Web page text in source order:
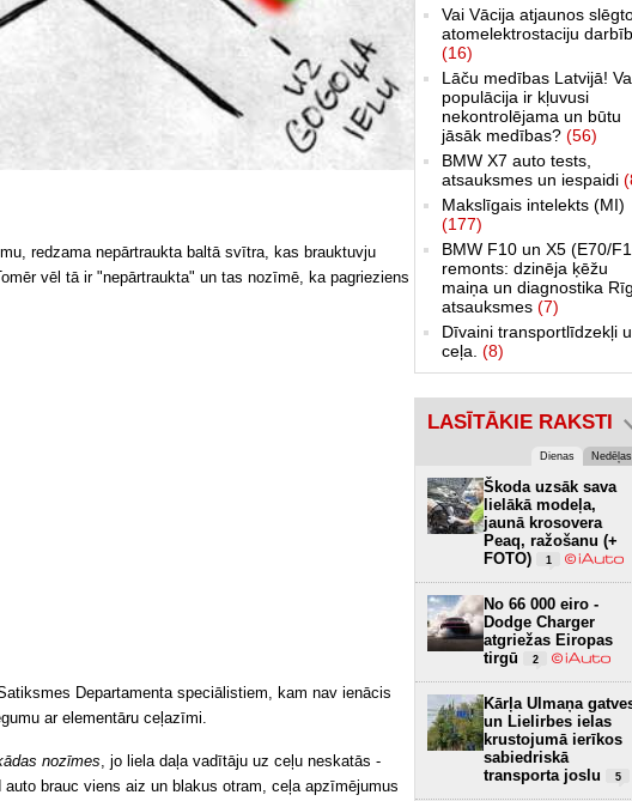
redzama nepārtraukta baltā svītra, kas brauktuvju
vēl tā ir "nepārtraukta" un tas nozīmē, ka pagrieziens
Departamenta speciālistiem, kam nav ienācis
ar elementāru ceļazīmi.
nozīmes, jo liela daļa vadītāju uz ceļu neskatās -
brauc viens aiz un blakus otram, ceļa apzīmējumus
Vai Vācija atjaunos
atomelektrostaciju
(16)
Lāču medības Latvijā!
populācija ir kļuvusi
nekontrolējama un būtu
jāsāk medības? (56)
BMW X7 auto tests,
atsauksmes un iespaidi
Makslīgais intelekts (MI)
(177)
BMW F10 un X5 (E70/
remonts: dzinēja ķēžu
maiņa un diagnostika
atsauksmes (7)
Dīvaini transportlīdzekļi
ceļa. (8)
LASĪTĀKIE RAKSTI
Dienas Nedēļas
Škoda uzsāk sava
lielākā modeļa,
jaunā krosovera
Peaq, ražošanu (+
FOTO)
1
No 66 000 eiro -
Dodge Charger
atgriežas Eiropas
tirgū
2
Kārļa Ulmaņa
un Lielirbes ielas
krustojumā ierīkos
sabiedriskā
transporta joslu
5